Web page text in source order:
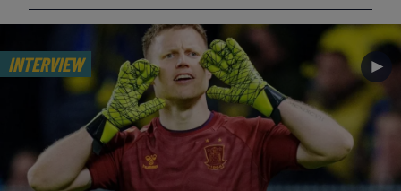
INTERVIEW ►